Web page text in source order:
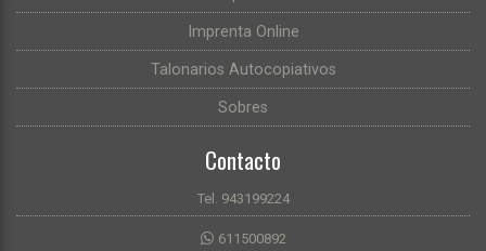
Imprenta Online
Talonarios Autocopiativos
Sobres
Contacto
Tel. 943199224
611500892